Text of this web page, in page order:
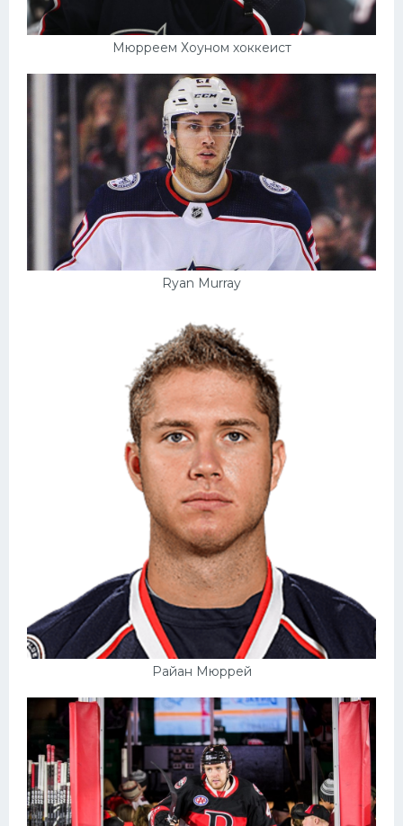
Мюрреем Хоуном хоккеист
Ryan Murray
Райан Мюррей